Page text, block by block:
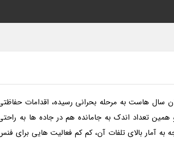
سال هاست به مرحله بحرانی رسیده، اقدامات
همین تعداد اندک به جامانده هم در جاده ها به
آمار بالای تلفات آن، کم کم فعالیت هایی برای